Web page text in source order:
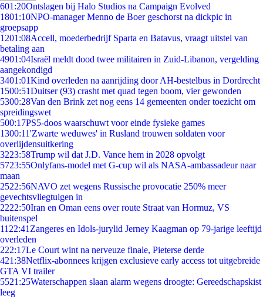
601:20Ontslagen bij Halo Studios na Campaign Evolved
1801:10NPO-manager Menno de Boer geschorst na dickpic in
groepsapp
1201:08Accell, moederbedrijf Sparta en Batavus, vraagt uitstel van
betaling aan
4901:04Israël meldt dood twee militairen in Zuid-Libanon, vergelding
aangekondigd
3401:01Kind overleden na aanrijding door AH-bestelbus in Dordrecht
1500:51Duitser (93) crasht met quad tegen boom, vier gewonden
5300:28Van den Brink zet nog eens 14 gemeenten onder toezicht om
spreidingswet
500:17PS5-doos waarschuwt voor einde fysieke games
1300:11'Zwarte weduwes' in Rusland trouwen soldaten voor
overlijdensuitkering
3223:58Trump wil dat J.D. Vance hem in 2028 opvolgt
5723:55Onlyfans-model met G-cup wil als NASA-ambassadeur naar
maan
2522:56NAVO zet wegens Russische provocatie 250% meer
gevechtsvliegtuigen in
2222:50Iran en Oman eens over route Straat van Hormuz, VS
buitenspel
11 22:41 Zangeres en Idols-jurylid Jerney Kaagman op 79-jarige leeftijd
overleden
222:17Le Court wint na nerveuze finale, Pieterse derde
421:38Netflix-abonnees krijgen exclusieve early access tot uitgebreide
GTA VI trailer
5521:25Waterschappen slaan alarm wegens droogte: Gereedschapskist
leeg